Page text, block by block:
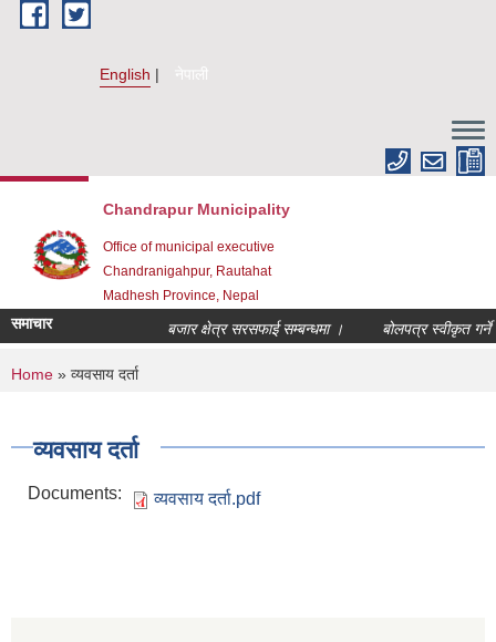
Skip to main content
English नेपाली
Chandrapur Municipality
Office of municipal executive
Chandranigahpur, Rautahat
Madhesh Province, Nepal
समाचार बजार क्षेत्र सरसफाई सम्बन्धमा । बोलपत्र स्वीकृत गर्ने
You are here
Home » व्यवसाय दर्ता
व्यवसाय दर्ता
Documents: व्यवसाय दर्ता.pdf